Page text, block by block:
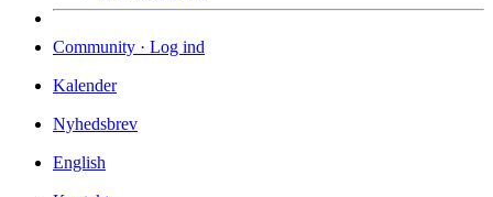
Community · Log ind
Kalender
Nyhedsbrev
English